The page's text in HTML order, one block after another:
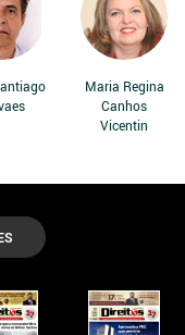
Maria Regina
Canhos
Vicentin